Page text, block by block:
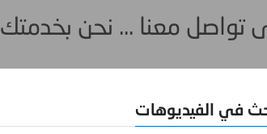
تواصل معنا ... نحن بخدمتك
في الفيديوهات